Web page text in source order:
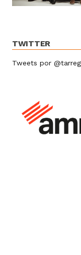
TWITTER
Tweets por